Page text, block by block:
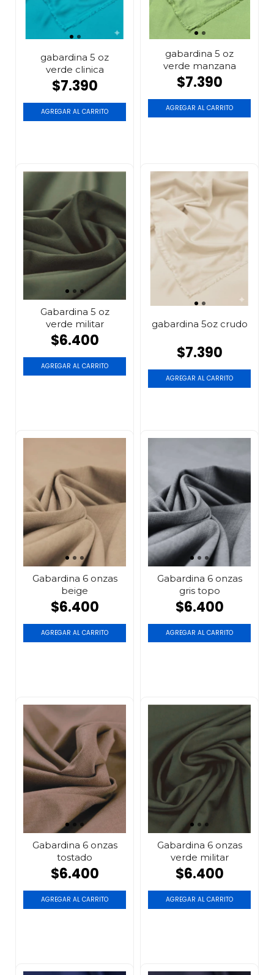
gabardina 5 oz
verde clinica
$7.390
gabardina 5 oz
verde manzana
$7.390
Gabardina 5 oz
verde militar
$6.400
AGREGAR AL CARRITO
gabardina 5oz crudo
$7.390
Gabardina 6 onzas
beige
$6.400
AGREGAR AL CARRITO
Gabardina 6 onzas
gris topo
$6.400
AGREGAR AL CARRITO
Gabardina 6 onzas
tostado
$6.400
AGREGAR AL CARRITO
Gabardina 6 onzas
verde militar
$6.400
AGREGAR AL CARRITO